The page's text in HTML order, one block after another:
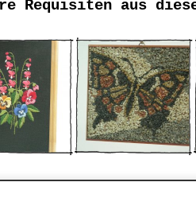
Requisiten aus